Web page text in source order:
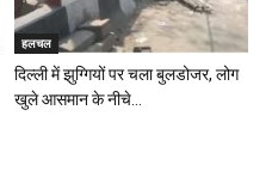
हलचल
दिल्ली में झुग्गियों पर चला बुलडोजर, लोग
खुले आसमान के नीचे...